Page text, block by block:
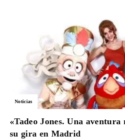
Noticias
«Tadeo Jones. Una aventura
su gira en Madrid